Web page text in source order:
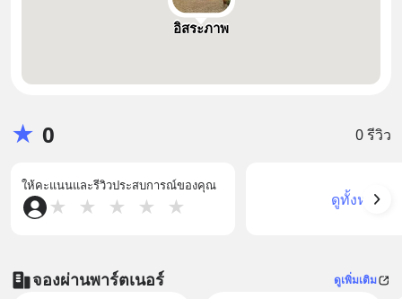
อิสระภาพ
★ 0 0 รีวิว
ให้คะแนนและรีวิวประสบการณ์ของคุณ
★ ★ ★ ★ ★ ดูทั้งหมด
จองผ่านพาร์ตเนอร์ ดูเพิ่มเติม